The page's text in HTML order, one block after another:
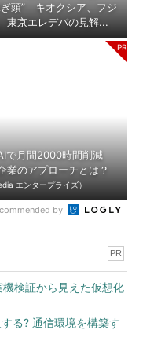
ぎ頭” キオクシア、フジ
東京エレデバの見解...
で月間2000時間削減
業のアプローチとは？
エンタープライズ）
by
PR
検証から見えた仮想化
る? 通信環境を構築す